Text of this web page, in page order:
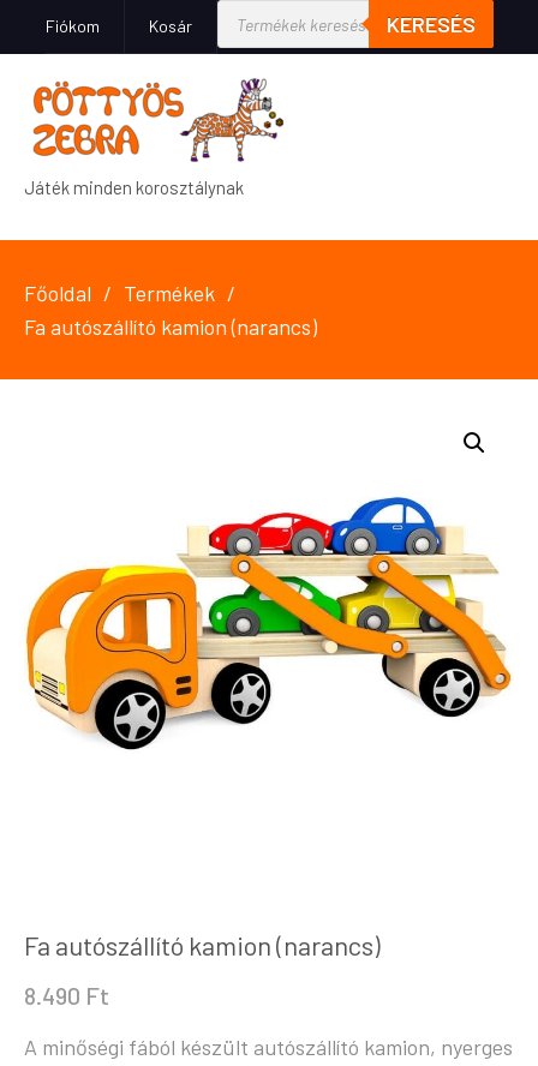
Fiókom Kosár KERESÉS
Játék minden korosztálynak
Főoldal
Termékek
Fa autószállító kamion (narancs)
Fa autószállító kamion (narancs)
8.490 Ft
A minőségi fából készült autószállító kamion, nyerges